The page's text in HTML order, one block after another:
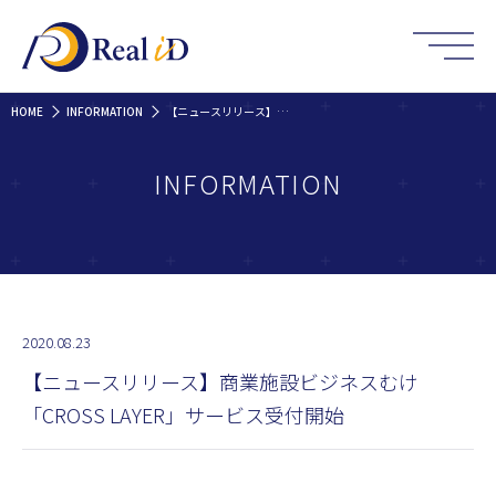
HOME INFORMATION 【ニュースリリース】商業施設ビジネスむけ「CROSS LAYER」サービス受付開始
INFORMATION
2020.08.23
【ニュースリリース】商業施設ビジネスむけ
「CROSS LAYER」サービス受付開始